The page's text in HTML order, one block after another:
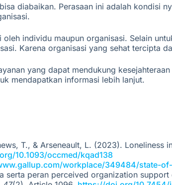
diabaikan. Perasaan ini adalah kondisi
individu maupun organisasi. Selain
Karena organisasi yang sehat tercipta
yang dapat mendukung
mendapatkan informasi lebih lanjut.
T., & Arseneault, L. (2023).
10.1093/occmed/kqad138
workplace/349484/state-
serta peran perceived organization